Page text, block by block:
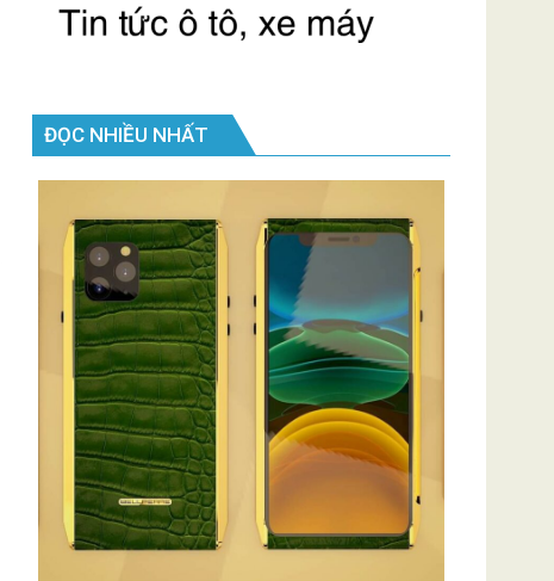
ĐỌC NHIỀU NHẤT